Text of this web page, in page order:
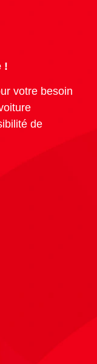
!
votre besoin
de